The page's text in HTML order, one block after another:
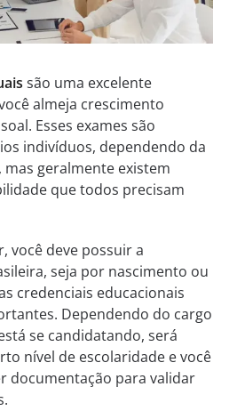
são uma excelente
almeja crescimento
Esses exames são
indivíduos, dependendo da
mas geralmente existem
que todos precisam
você deve possuir a
seja por nascimento ou
credenciais educacionais
Dependendo do cargo
se candidatando, será
nível de escolaridade e você
documentação para validar